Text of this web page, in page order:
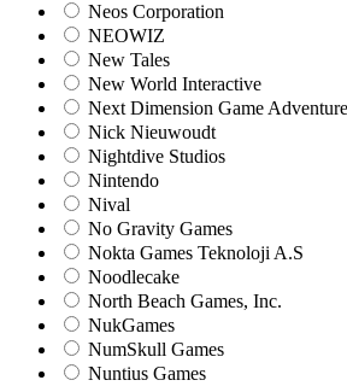
Neos Corporation
NEOWIZ
New Tales
New World Interactive
Next Dimension Game
Nick Nieuwoudt
Nightdive Studios
Nintendo
Nival
No Gravity Games
Nokta Games Teknoloji A.S
Noodlecake
North Beach Games, Inc.
NukGames
NumSkull Games
Nuntius Games